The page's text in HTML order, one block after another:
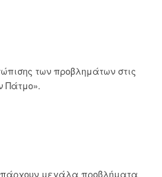
των προβλημάτων στις
Πάτμο».
μεγάλα προβλήματα